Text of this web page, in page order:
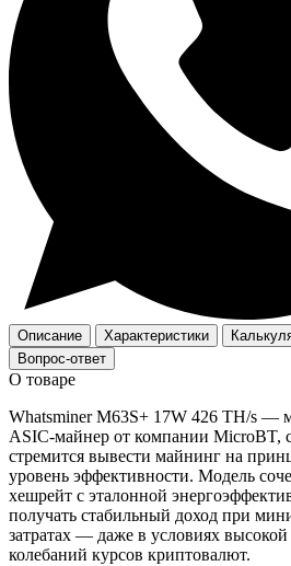
Описание Характеристики
Вопрос-ответ
О товаре
Whatsminer M63S+ 17W 426 TH/s
ASIC‑майнер от компании MicroBT,
стремится вывести майнинг на
уровень эффективности. Модель
хешрейт с эталонной
получать стабильный доход при
затратах — даже в условиях
колебаний курсов криптовалют.